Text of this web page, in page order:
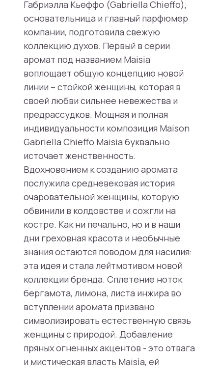
Габриэлла Кьеффо (Gabriella Chieffo),
основательница и главный парфюмер
компании, подготовила свежую
коллекцию духов. Первый в серии
аромат под названием Maisia
воплощает общую концепцию новой
линии – стойкой женщины, которая в
своей любви сильнее невежества и
предрассудков. Мощная и полная
индивидуальности композиция Maison
Gabriella Chieffo Maisia буквально
источает женственность.
Вдохновением к созданию аромата
послужила средневековая история
очаровательной женщины, которую
обвинили в колдовстве и сожгли на
костре. Как ни печально, но и в наши
дни греховная красота и необычные
знания остаются поводом для насилия:
эта идея и стала лейтмотивом новой
коллекции бренда. Сплетение ноток
бергамота, лимона, листа инжира во
вступлении аромата призвано
символизировать естественную связь
женщины с природой. Добавление
пряных огненных акцентов - это отвага
и мистическая власть Maisìa, ей